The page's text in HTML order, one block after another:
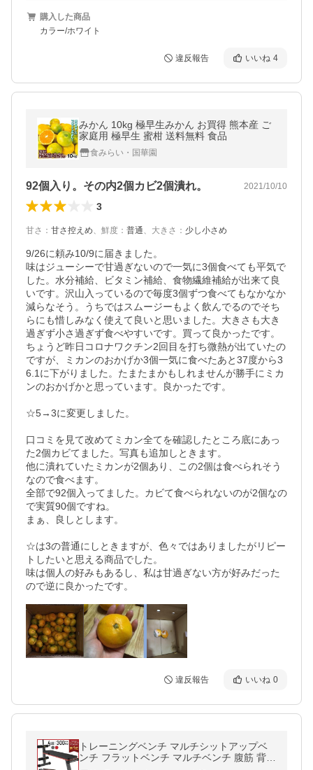
購入した商品
カラー/ホワイト
違反報告 いいね 4
みかん 10kg 極早生みかん お買得 熊本産 ご
家庭用 極早生 蜜柑 送料無料 食品
食みらい・国華園
92個入り。その内2個カビ2個潰れ。 2021/10/10
3
甘さ ： 甘さ控えめ、 鮮度 ： 普通、 大きさ ： 少し小さめ
9/26に頼み10/9に届きました。
味はジューシーで甘過ぎないので一気に3個食べても平気で
した。水分補給、ビタミン補給、食物繊維補給が出来て良
いです。沢山入っているので毎度3個ずつ食べてもなかなか
減らなそう。うちではスムージーもよく飲んでるのでそち
らにも惜しみなく使えて良いと思いました。大きさも大き
過ぎず小さ過ぎず食べやすいです。買って良かったです。
ちょうど昨日コロナワクチン2回目を打ち微熱が出ていたの
ですが、ミカンのおかげか3個一気に食べたあと37度から3
6.1に下がりました。たまたまかもしれませんが勝手にミカ
ンのおかげかと思っています。良かったです。
☆5→3に変更しました。
口コミを見て改めてミカン全てを確認したところ底にあっ
た2個カビてました。写真も追加しときます。
他に潰れていたミカンが2個あり、この2個は食べられそう
なので食べます。
全部で92個入ってました。カビて食べられないのが2個なの
で実質90個ですね。
まぁ、良しとします。
☆は3の普通にしときますが、色々ではありましたがリピー
トしたいと思える商品でした。
味は個人の好みもあるし、私は甘過ぎない方が好みだった
ので逆に良かったです。
違反報告 いいね 0
トレーニングベンチ マルチシットアップベ
ンチ フラットベンチ マルチベンチ 腹筋 背筋